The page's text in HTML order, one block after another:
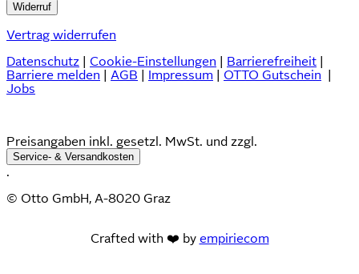
Widerruf
Vertrag widerrufen
Datenschutz
Cookie-Einstellungen Barrierefreiheit
Barriere melden
AGB Impressum OTTO Gutschein
Jobs
Preisangaben inkl. gesetzl. MwSt. und zzgl.
Service- & Versandkosten
.
© Otto GmbH, A-8020 Graz
Crafted with ❤️ by empiriecom